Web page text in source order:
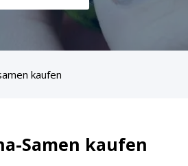
kaufen
Samen kaufen